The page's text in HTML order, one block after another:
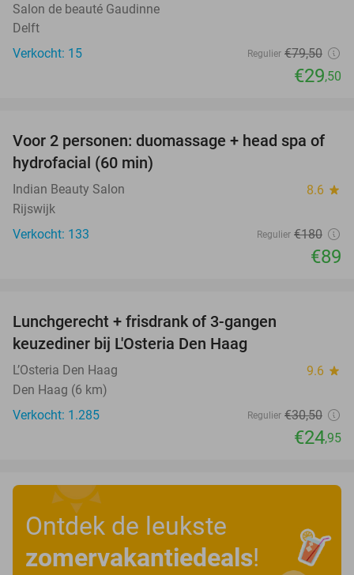
Salon de beauté Gaudinne
Delft
Verkocht: 15
Regulier €79,50
€29,50
51%
Voor 2 personen: duomassage + head spa of
hydrofacial (60 min)
Indian Beauty Salon 8.6 star
Rijswijk
Verkocht: 133
Regulier €180
€89
Lunchgerecht + frisdrank of 3-gangen
keuzediner bij L'Osteria Den Haag
L’Osteria Den Haag 9.6 star
Den Haag (6 km)
Verkocht: 1.285
Regulier €30,50
€24,95
Ontdek de leukste
zomervakantiedeals!